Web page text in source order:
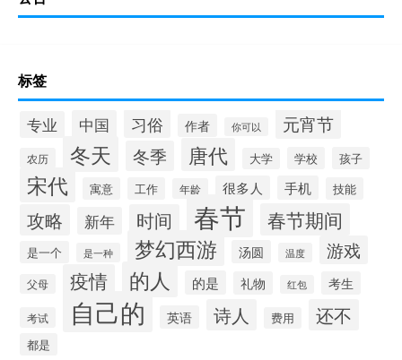
标签
专业 中国 习俗 作者 你可以 元宵节
农历 冬天 冬季 唐代 大学 学校 孩子
宋代 寓意 工作 年龄 很多人 手机 技能
攻略 新年 时间 春节 春节期间
是一个 是一种 梦幻西游 汤圆 温度 游戏
父母 疫情 的人 的是 礼物 红包 考生
考试 自己的 英语 诗人 费用 还不
都是